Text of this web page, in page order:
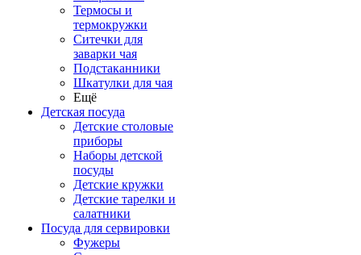
Термосы и
термокружки
Ситечки для
заварки чая
Подстаканники
Шкатулки для чая
Ещё
Детская посуда
Детские столовые
приборы
Наборы детской
посуды
Детские кружки
Детские тарелки и
салатники
Посуда для сервировки
Фужеры